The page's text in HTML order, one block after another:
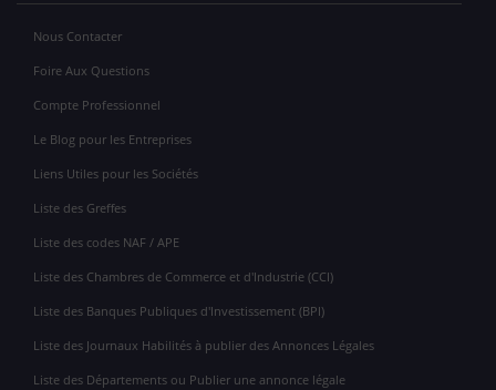
Nous Contacter
Foire Aux Questions
Compte Professionnel
Le Blog pour les Entreprises
Liens Utiles pour les Sociétés
Liste des Greffes
Liste des codes NAF / APE
Liste des Chambres de Commerce et d'Industrie (CCI)
Liste des Banques Publiques d'Investissement (BPI)
Liste des Journaux Habilités à publier des Annonces Légales
Liste des Départements ou Publier une annonce légale